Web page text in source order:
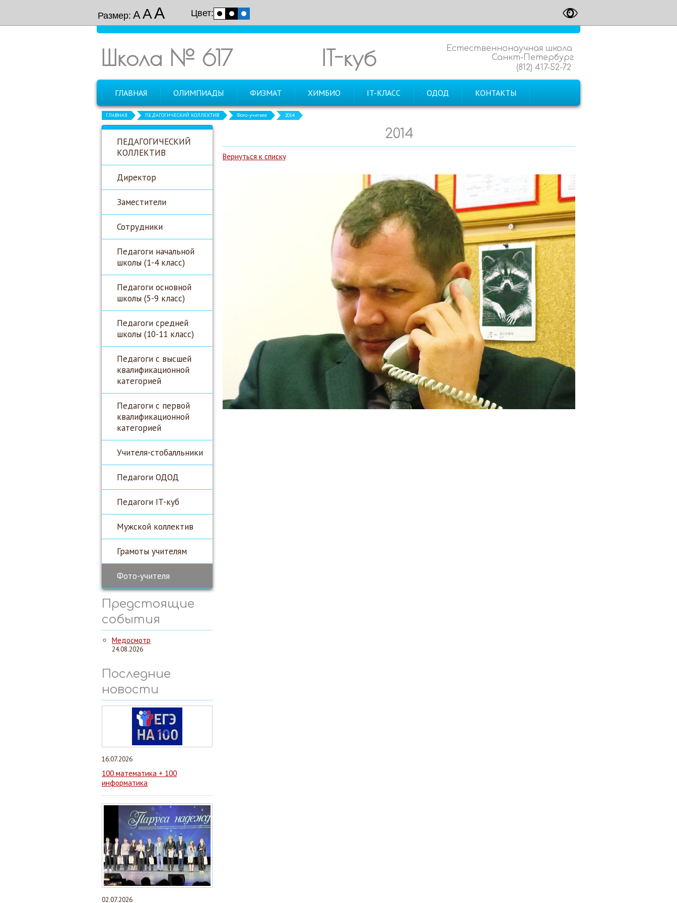
Размер: ААА Цвет:
Школа № 617
Естественнонаучная школа
Санкт-Петербург
(812) 417-52-72
IT-куб
ГЛАВНАЯ ОЛИМПИАДЫ ФИЗМАТ ХИМБИО IT-КЛАСС ОДОД КОНТАКТЫ
ГЛАВНАЯ ПЕДАГОГИЧЕСКИЙ КОЛЛЕКТИВ Фото-учителя 2014
ПЕДАГОГИЧЕСКИЙ
КОЛЛЕКТИВ
Директор
Заместители
Сотрудники
Педагоги начальной
школы (1-4 класс)
Педагоги основной
школы (5-9 класс)
Педагоги средней
школы (10-11 класс)
Педагоги с высшей
квалификационной
категорией
Педагоги с первой
квалификационной
категорией
Учителя-стобалльники
Педагоги ОДОД
Педагоги IT-куб
Мужской коллектив
Грамоты учителям
Фото-учителя
Предстоящие
события
Медосмотр
24.08.2026
Последние
новости
16.07.2026
100 математика + 100
информатика
02.07.2026
2014
Вернуться к списку